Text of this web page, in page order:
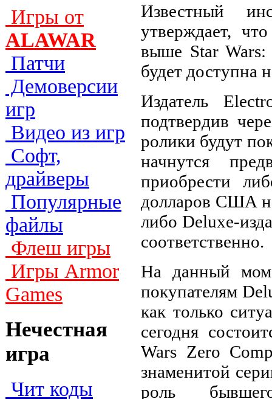
Игры от
ALAWAR
Патчи
Демоверсии
игр
Видео из игр
Софт,
драйверы
Популярные
файлы
Флеш игры
Игры Armor
Games
Нечестная
игра
Чит коды
Известный
утверждает,
выше Star Wars:
будет доступна
Издатель
подтвердив
ролики будут
начнутся
приобрести
долларов США
либо Deluxe-
соответственно.
На данный
покупателям
как только
сегодня
Wars Zero
знаменитой
роль